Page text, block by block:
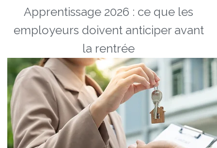
Apprentissage 2026 : ce que les
employeurs doivent anticiper avant
la rentrée